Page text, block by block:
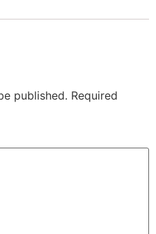
published. Required